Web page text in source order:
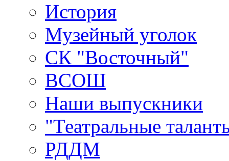
История
Музейный уголок
СК "Восточный"
ВСОШ
Наши выпускники
"Театральные
РДДМ